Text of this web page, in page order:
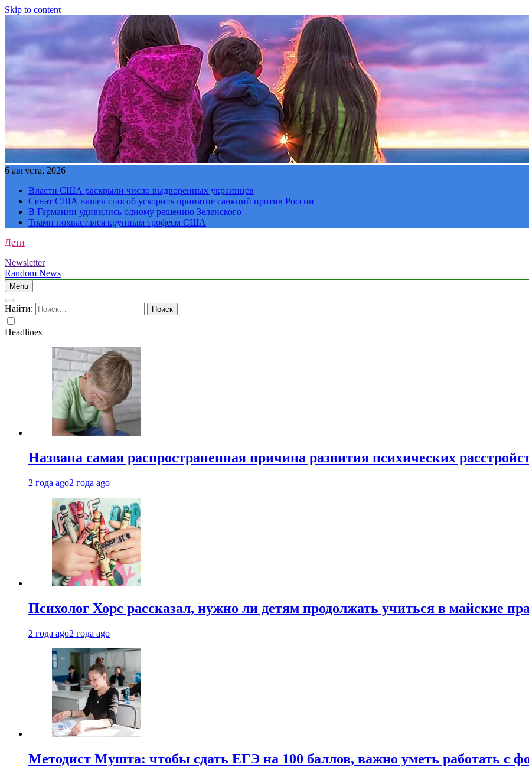
Skip to content
6 августа, 2026
Власти США раскрыли число выдворенных украинцев
Сенат США нашел способ ускорить принятие санкций против России
В Германии удивились одному решению Зеленского
Трамп похвастался крупным трофеем США
Дети
Newsletter
Random News
Menu
Найти:
Headlines
Названа самая распространенная причина развития психических
2 года ago2 года ago
Психолог Хорс рассказал, нужно ли детям продолжать учиться в майские
2 года ago2 года ago
Методист Мушта: чтобы сдать ЕГЭ на 100 баллов, важно уметь работать с